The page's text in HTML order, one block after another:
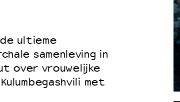
ultieme
samenleving in
over vrouwelijke
met